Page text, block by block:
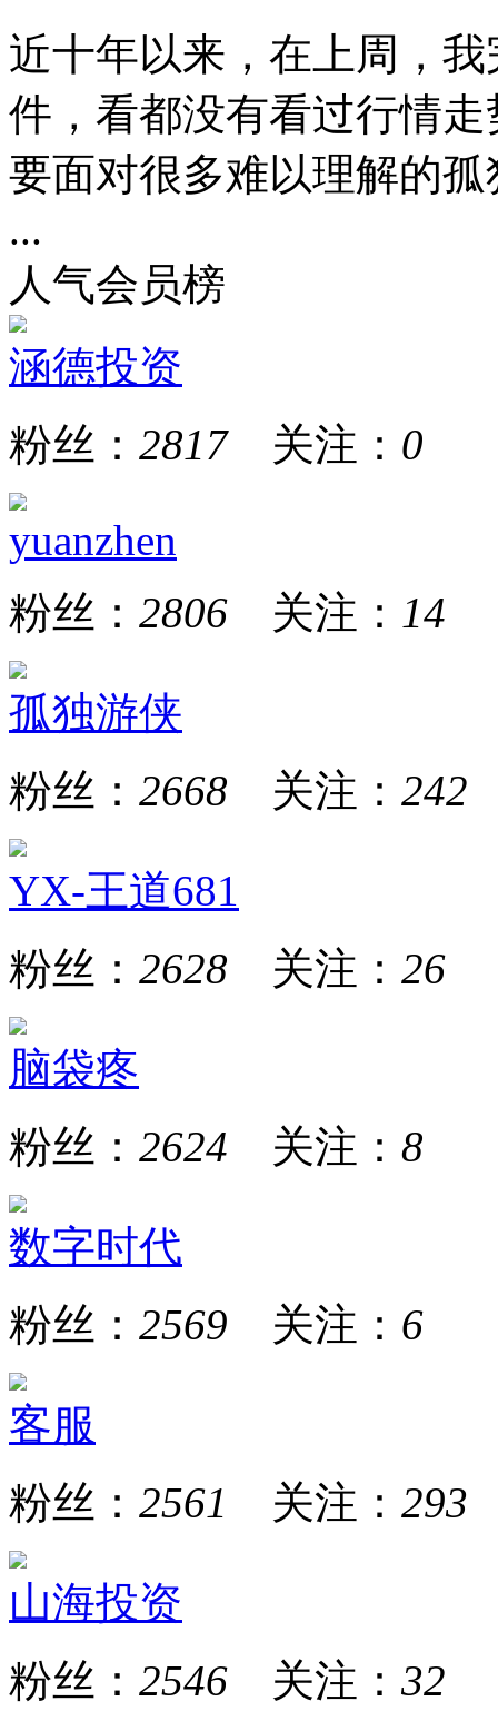
近十年以来，在上周，
件，看都没有看过行情
要面对很多难以理解的
...
人气会员榜
涵德投资
粉丝： 2817关注： 0
yuanzhen
粉丝： 2806 关注： 14
孤独游侠
粉丝： 2668 关注： 242
YX-王道681
粉丝： 2628 关注： 26
脑袋疼
粉丝： 2624 关注： 8
数字时代
粉丝： 2569 关注： 6
客服
粉丝： 2561 关注： 293
山海投资
粉丝： 2546 关注： 32